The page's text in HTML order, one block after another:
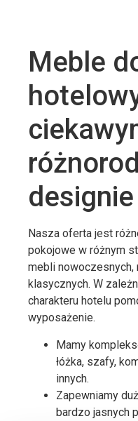
Meble
designie
Nasza oferta jest
pokojowe w różnym
mebli
klasycznych. W
charakteru hotelu
wyposażenie.
Mamy
łóżka, szafy,
innych.
Zapewniamy
bardzo jasnych